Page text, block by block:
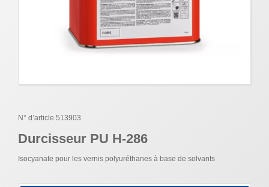
N° d’article 513903
Durcisseur PU H-286
Isocyanate pour les vernis polyuréthanes à base de solvants